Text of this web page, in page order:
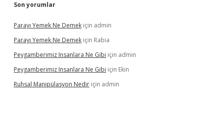
Son yorumlar
Parayı Yemek Ne Demek için admin
Parayı Yemek Ne Demek için Rabia
Peygamberimiz Insanlara Ne Gibi için admin
Peygamberimiz Insanlara Ne Gibi için Ekin
Ruhsal Manipülasyon Nedir için admin